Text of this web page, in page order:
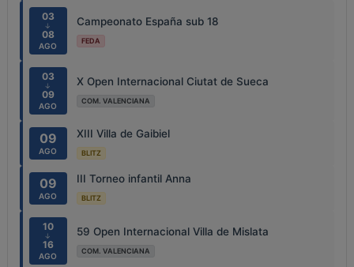
03
↓
08
AGO
Campeonato España sub 18
FEDA
03
↓
09
AGO
X Open Internacional Ciutat de Sueca
COM. VALENCIANA
09
AGO
XIII Villa de Gaibiel
BLITZ
09
AGO
III Torneo infantil Anna
BLITZ
10
↓
16
AGO
59 Open Internacional Villa de Mislata
COM. VALENCIANA